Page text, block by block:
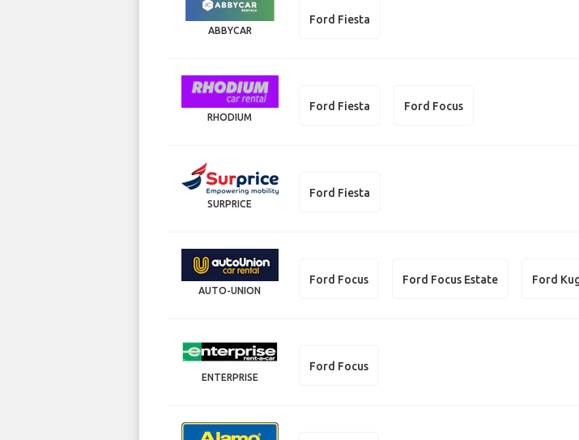
ABBYCAR
Ford Fiesta
RHODIUM
Ford Fiesta Ford Focus
SURPRICE
Ford Fiesta
AUTO-UNION
Ford Focus Ford Focus Estate Ford
ENTERPRISE
Ford Focus